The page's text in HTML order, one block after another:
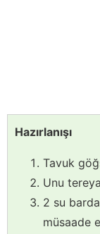
Hazırlanışı
Tavuk
Unu
2 su
müsaade